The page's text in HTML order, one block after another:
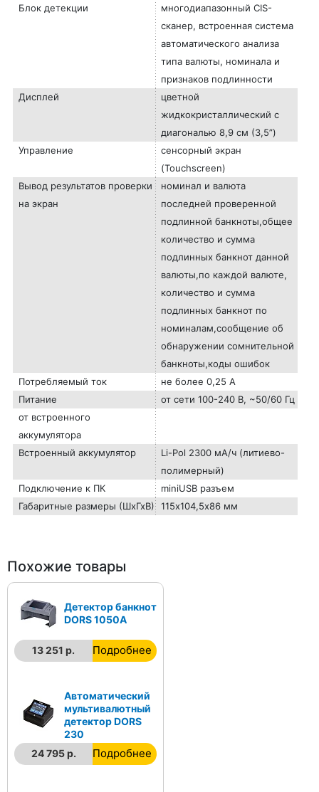
Блок детекции
многодиапазонный CIS-
сканер, встроенная система
автоматического анализа
типа валюты, номинала и
признаков подлинности
Дисплей
цветной
жидкокристаллический с
диагональю 8,9 см (3,5”)
Управление
сенсорный экран
(Touchscreen)
Вывод результатов проверки
на экран
номинал и валюта
последней проверенной
подлинной банкноты,общее
количество и сумма
подлинных банкнот данной
валюты,по каждой валюте,
количество и сумма
подлинных банкнот по
номиналам,сообщение об
обнаружении сомнительной
банкноты,коды ошибок
Потребляемый ток
не более 0,25 А
Питание
от сети 100-240 В, ~50/60 Гц
от встроенного
аккумулятора
Встроенный аккумулятор
Li-Pol 2300 мА/ч (литиево-
полимерный)
Подключение к ПК
miniUSB разъем
Габаритные размеры (ШхГхВ)
115х104,5х86 мм
Похожие товары
Детектор банкнот
DORS 1050A
13 251 р. Подробнее
Автоматический
мультивалютный
детектор DORS
230
24 795 р.
Подробнее